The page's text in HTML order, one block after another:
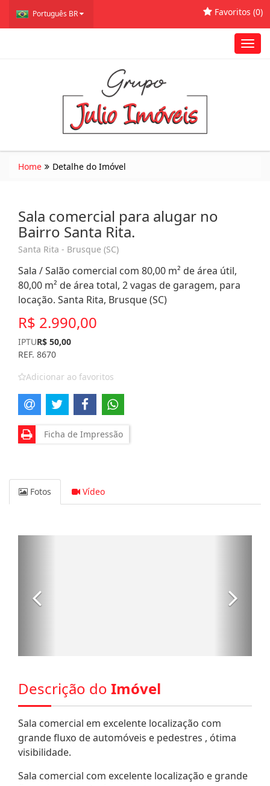
Português BR Favoritos (0)
Home Detalhe do Imóvel
Sala comercial para alugar no
Bairro Santa Rita.
Santa Rita - Brusque (SC)
Sala / Salão comercial com 80,00 m² de área útil,
80,00 m² de área total, 2 vagas de garagem, para
locação. Santa Rita, Brusque (SC)
R$ 2.990,00
IPTUR$ 50,00
REF. 8670
Adicionar ao favoritos
Ficha de Impressão
Fotos Vídeo
Descrição do Imóvel
Sala comercial em excelente localização com
grande fluxo de automóveis e pedestres , ótima
visibilidade.
Sala comercial com excelente localização e grande